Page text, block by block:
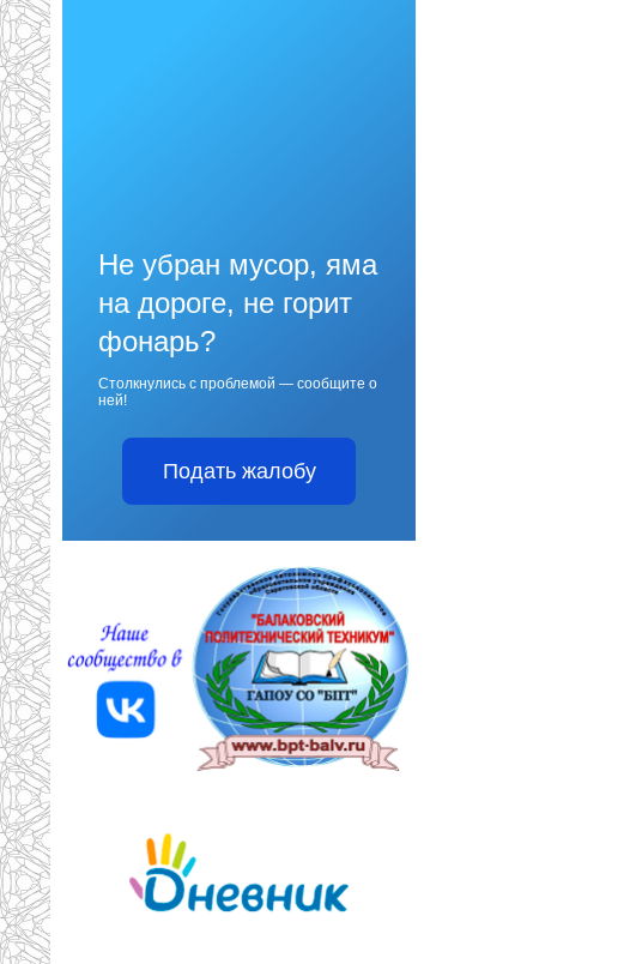
Не убран мусор, яма
на дороге, не горит
фонарь?
Столкнулись с проблемой — сообщите о
ней!
Подать жалобу